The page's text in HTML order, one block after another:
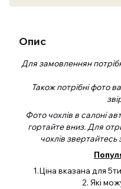
Опис
Для замовленнян
Також потрібні фото
Фото чохлів в салоні
гортайте вниз. Для
чохлів
1.Ціна вказана для
2. Які